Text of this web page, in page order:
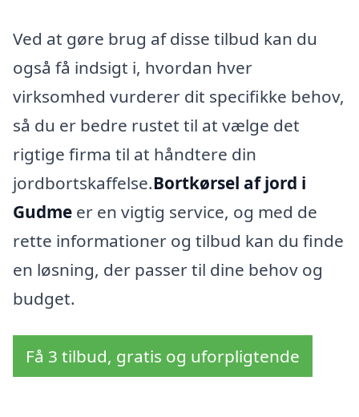
Ved at gøre brug af disse tilbud kan du
også få indsigt i, hvordan hver
virksomhed vurderer dit specifikke behov,
så du er bedre rustet til at vælge det
rigtige firma til at håndtere din
jordbortskaffelse.Bortkørsel af jord i
Gudme er en vigtig service, og med de
rette informationer og tilbud kan du finde
en løsning, der passer til dine behov og
budget.
Få 3 tilbud, gratis og uforpligtende